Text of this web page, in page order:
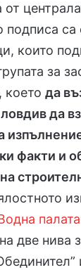
подписа
които
за
което да
да
факти и
палата
две нива